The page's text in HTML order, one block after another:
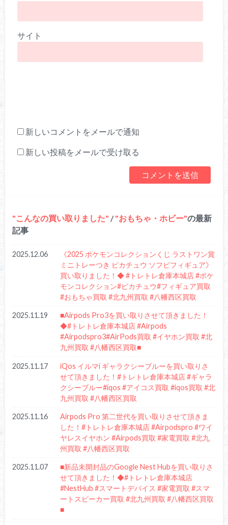
サイト
新しいコメントをメールで通知
新しい投稿をメールで受け取る
こんなの買い取りました / おもちゃ・ホビー の最新
記事
2025.12.06
《2025 ポケモンコレクションくじ ラストワン賞
ミニトレーつき ピカチュウ ソフビフィギュア》
買い取りました！◆ #トレトレ倉庫本城店 #ポケ
モンコレクション#ピカチュウ#フィギュア買取
#おもちゃ買取 #北九州買取 #八幡西区買取
2025.11.19
■Airpods Pro3を買い取りさせて頂きました！
◆#トレトレ倉庫本城店 #Airpods
#Airpodspro3#AirPods買取 #イヤホン買取 #北
九州買取 #八幡西区買取■
2025.11.17
iQos イルマi ギャラクシーブルーを買い取りさ
せて頂きました！#トレトレ倉庫本城店 #ギャラ
クシーブルー#iqos #アイコス買取 #iqos買取 #北
九州買取 #八幡西区買取
2025.11.16
Airpods Pro 第二世代を買い取りさせて頂きま
した！#トレトレ倉庫本城店 #Airpodspro #ワイ
ヤレスイヤホン #Airpods買取 #家電買取 #北九
州買取 #八幡西区買取
2025.11.07
■新品未開封品のGoogle Nest Hubを買い取りさ
せて頂きました！◆#トレトレ倉庫本城店
#NestHub #スマートデバイス #家電買取 #スマ
ートスピーカー買取 #北九州買取 #八幡西区買取
■